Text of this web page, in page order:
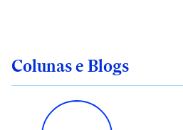
Colunas e Blogs